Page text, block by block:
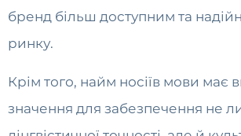
бренд більш доступним та
ринку.
Крім того, найм носіїв мови має
значення для забезпечення не